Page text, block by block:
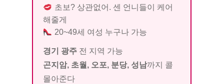
초보? 상관없어. 센 언니들이 케어
해줄게
20~49세 여성 누구나 가능
경기 광주 전 지역 가능
곤지암, 초월, 오포, 분당, 성남까지 콜
몰아준다